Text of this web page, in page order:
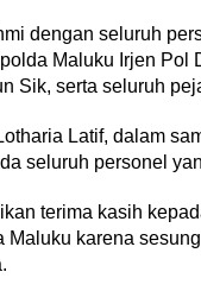
dengan seluruh
Maluku Irjen Pol
Sik, serta seluruh
Latif, dalam
seluruh personel
terima kasih
Maluku karena